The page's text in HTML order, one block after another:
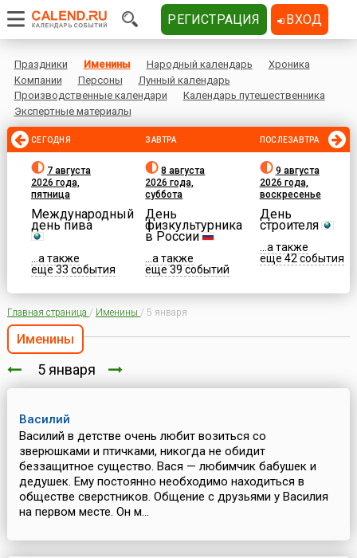
Праздники Именины Народный календарь
Хроника
Компании
Персоны
Лунный календарь
Производственные календари
Календарь путешественника
Экспертные материалы
СЕГОДНЯ
7 августа
2026 года,
пятница
Международный
день пива
...а также
еще 33 события
ЗАВТРА
8 августа
2026 года,
суббота
День
физкультурника
в России
...а также
еще 39 событий
ПОСЛЕЗАВТРА
9 августа
2026 года,
воскресенье
День
строителя
...а также
еще 42 события
Главная страница / Именины / 5 января
Именины
5 января
Василий
Василий в детстве очень любит возиться со
зверюшками и птичками, никогда не обидит
беззащитное существо. Вася — любимчик бабушек и
дедушек. Ему постоянно необходимо находиться в
обществе сверстников. Общение с друзьями у Василия
на первом месте. Он м...
РЕГИСТРАЦИЯ ВХОД